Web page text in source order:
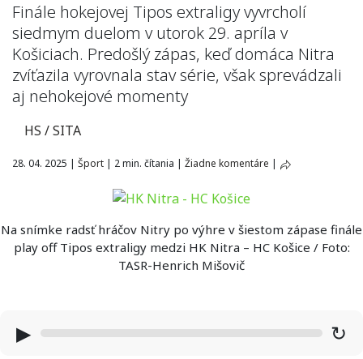
Finále hokejovej Tipos extraligy vyvrcholí
siedmym duelom v utorok 29. apríla v
Košiciach. Predošlý zápas, keď domáca Nitra
zvíťazila vyrovnala stav série, však sprevádzali
aj nehokejové momenty
HS / SITA
28. 04. 2025 | Šport | 2 min. čítania | Žiadne komentáre |
Na snímke radsť hráčov Nitry po výhre v šiestom zápase finále
play off Tipos extraligy medzi HK Nitra – HC Košice / Foto:
TASR-Henrich Mišovič
▶ ↻